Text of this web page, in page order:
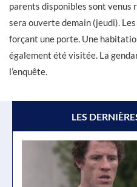
parents disponibles sont venus
sera ouverte demain (jeudi).
forçant une porte. Une
également été visitée. La
l’enquête.
LES